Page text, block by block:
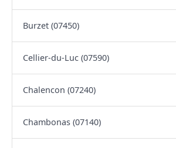
Burzet (07450)
Cellier-du-Luc (07590)
Chalencon (07240)
Chambonas (07140)